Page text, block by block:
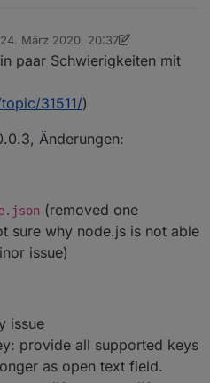
24. März 2020, 20:37
von Mic
paar Schwierigkeiten mit
31511/)
Änderungen:
(removed one
sure why node.js is not able
issue)
issue
provide all supported keys
as open text field.